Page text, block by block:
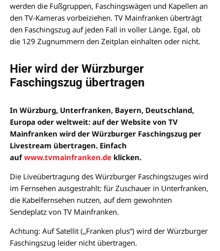
werden die Fußgruppen, Faschingswägen und Kapellen an
den TV-Kameras vorbeiziehen. TV Mainfranken überträgt
den Faschingszug auf jeden Fall in voller Länge. Egal, ob
die 129 Zugnummern den Zeitplan einhalten oder nicht.
Hier wird der Würzburger
Faschingszug übertragen
In Würzburg, Unterfranken, Bayern, Deutschland,
Europa oder weltweit: auf der Website von TV
Mainfranken wird der Würzburger Faschingszug per
Livestream übertragen. Einfach
aufwww.tvmainfranken.de klicken.
Die Liveübertragung des Würzburger Faschingszuges wird
im Fernsehen ausgestrahlt: für Zuschauer in Unterfranken,
die Kabelfernsehen nutzen, auf dem gewohnten
Sendeplatz von TV Mainfranken.
Achtung: Auf Satellit („Franken plus“) wird der Würzburger
Faschingszug leider nicht übertragen.